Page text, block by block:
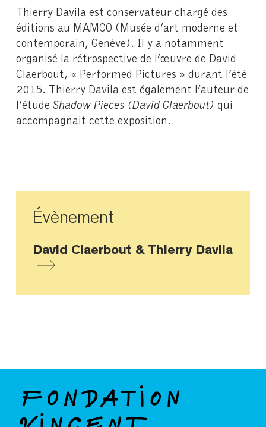
Thierry Davila est conservateur chargé des
éditions au MAMCO (Musée d’art moderne et
contemporain, Genève). Il y a notamment
organisé la rétrospective de l’œuvre de David
Claerbout, « Performed Pictures » durant l’été
2015. Thierry Davila est également l’auteur de
l’étudeShadow Pieces (David Claerbout) qui
accompagnait cette exposition.
Évènement
David Claerbout & Thierry Davila